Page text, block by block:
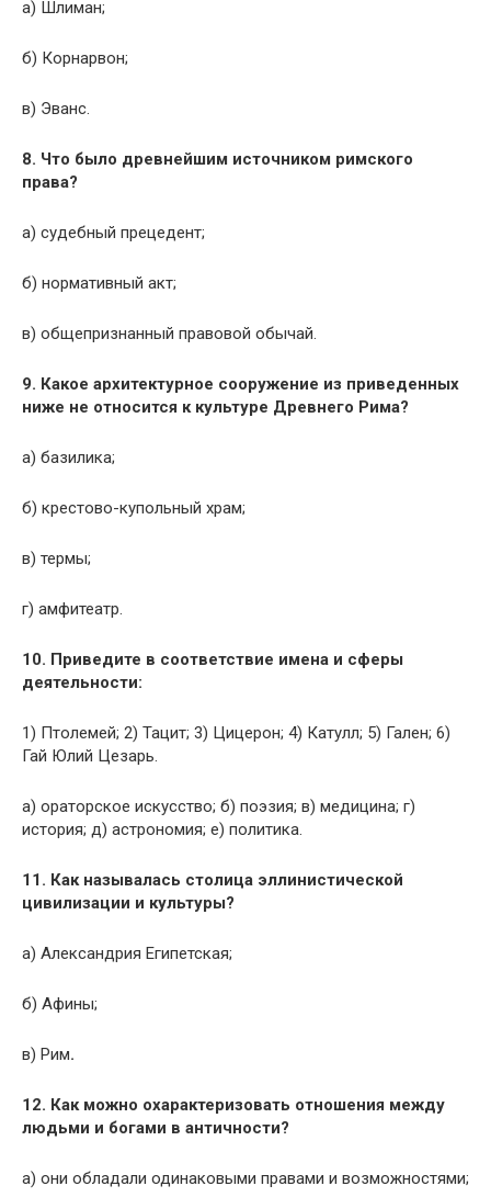
а) Шлиман;
б) Корнарвон;
в) Эванс.
8. Что было древнейшим источником римского
права?
а) судебный прецедент;
б) нормативный акт;
в) общепризнанный правовой обычай.
9. Какое архитектурное сооружение из приведенных
ниже не относится к культуре Древнего Рима?
а) базилика;
б) крестово-купольный храм;
в) термы;
г) амфитеатр.
10. Приведите в соответствие имена и сферы
деятельности:
1) Птолемей; 2) Тацит; 3) Цицерон; 4) Катулл; 5) Гален; 6)
Гай Юлий Цезарь.
а) ораторское искусство; б) поэзия; в) медицина; г)
история; д) астрономия; е) политика.
11. Как называлась столица эллинистической
цивилизации и культуры?
а) Александрия Египетская;
б) Афины;
в) Рим.
12. Как можно охарактеризовать отношения между
людьми и богами в античности?
а) они обладали одинаковыми правами и возможностями;